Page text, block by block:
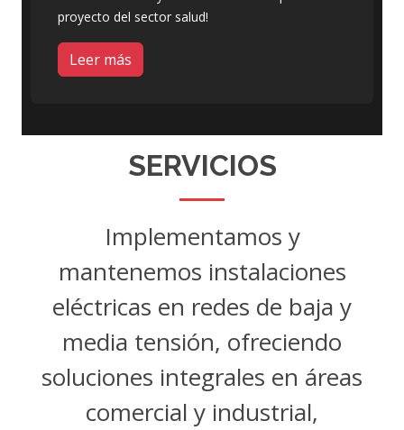
proyecto del sector salud!
Leer más
SERVICIOS
Implementamos y
mantenemos instalaciones
eléctricas en redes de baja y
media tensión, ofreciendo
soluciones integrales en áreas
comercial y industrial,